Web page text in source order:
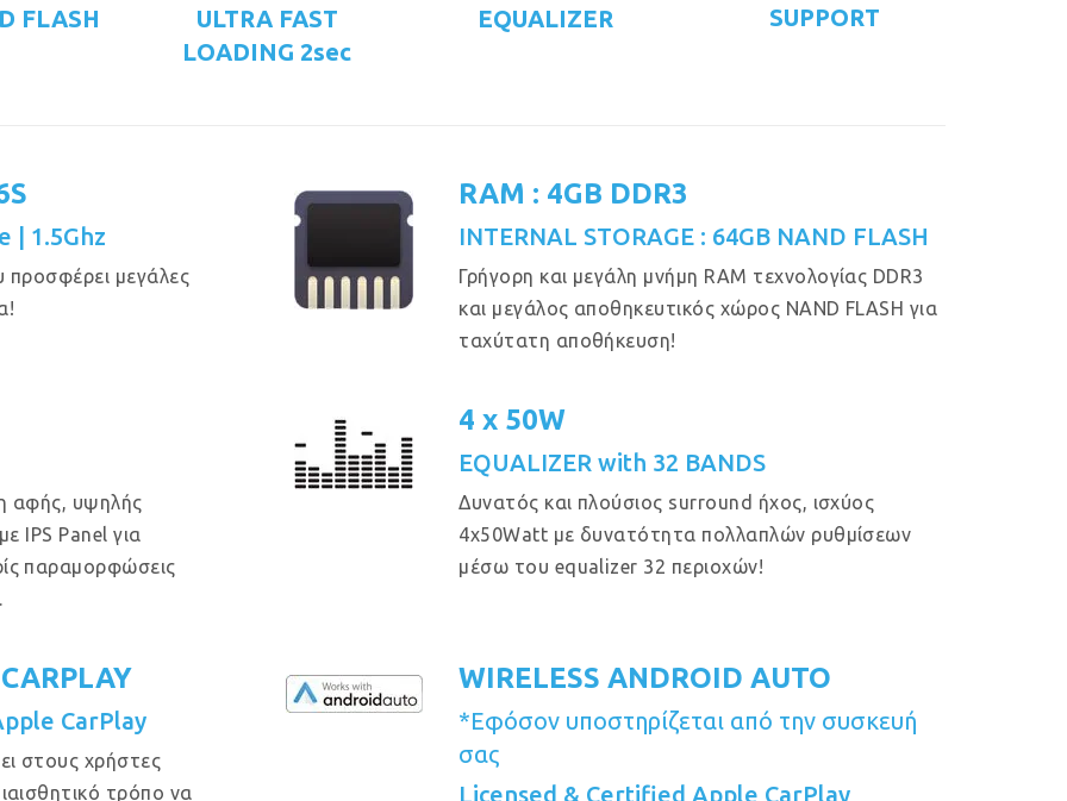
FLASH
ULTRA FAST
LOADING 2sec
EQUALIZER
SUPPORT
| 1.5Ghz
προσφέρει μεγάλες
RAM : 4GB DDR3
INTERNAL STORAGE : 64GB NAND FLASH
Γρήγορη και μεγάλη μνήμη RAM τεχνολογίας DDR3
και μεγάλος αποθηκευτικός χώρος NAND FLASH για
ταχύτατη αποθήκευση!
αφής, υψηλής
IPS Panel για
παραμορφώσεις
4 x 50W
EQUALIZER with 32 BANDS
Δυνατός και πλούσιος surround ήχος, ισχύος
4x50Watt με δυνατότητα πολλαπλών ρυθμίσεων
μέσω του equalizer 32 περιοχών!
CarPlay
στους χρήστες
τρόπο να
WIRELESS ANDROID AUTO
*Εφόσον υποστηρίζεται από την συσκευή
σας
Licensed & Certified Apple CarPlay